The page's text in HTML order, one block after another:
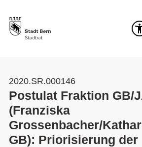
2020.SR.000146
Postulat Fraktion GB/
(Franziska
Grossenbacher/
GB): Priorisierung der